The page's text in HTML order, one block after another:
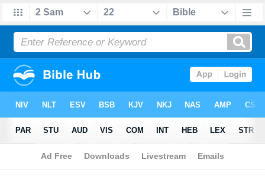
Biblia Italian: Giovanni Diodati Bible (1649)> 2 Samuel 22